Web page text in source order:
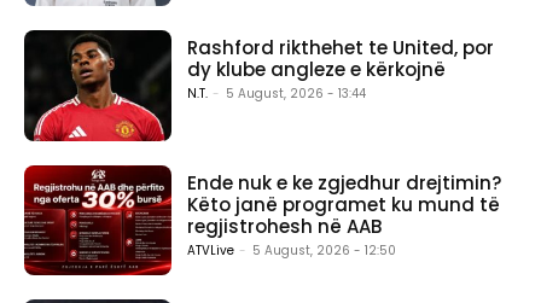
Rashford rikthehet te United, por
dy klube angleze e kërkojnë
N.T. - 5 August, 2026 - 13:44
Ende nuk e ke zgjedhur drejtimin?
Këto janë programet ku mund të
regjistrohesh në AAB
ATVLive - 5 August, 2026 - 12:50